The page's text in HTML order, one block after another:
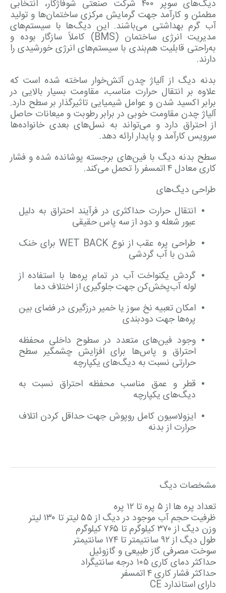
دیگ‌های سوپر ۴۰۰ شرکت صنعتی شوفاژکار، انتخابی
مطمئن و کارآمد جهت گرمایش مرکزی ساختمان‌ها و تولید
آب گرم بهداشتی می‌باشند. این دیگ‌ها با سیستم‌های
مدیریت انرژی ساختمان (BMS) کاملاً سازگار بوده و
به‌راحتی قابلیت هم‌بندی با سیستم‌های انرژی خورشیدی را
دارند.
بدنه دیگ از آلیاژ چدن آتش‌خوار ساخته شده است که
علاوه بر انتقال حرارت مناسب، مقاومت بسیار بالایی در
برابر اکسید شدن و عوامل شیمیایی تاثیرگذار بر سطح دارد.
آلیاژ چدن مقاومت خوبی در برابر رطوبت و میعانات حاصل
از احتراق دارد و می‌تواند به نسل‌های بعدی خانواده‌ها
سرویس کارآمد و پایدار ارائه دهد.
سطح بدنه دیگ با فین‌های برجسته پوشانده شده و فشار
کاری معادل ۴ اتمسفر را تحمل می‌کند.
طراحی دیگ‌های
انتقال حرارت حداکثری در فرآیند احتراق به دلیل
عبور شعله و دود از سه پاس حقیقی
طراحی پره عقب از نوع WET BACK برای خنک
شدن با آب گردشی
گردش یکنواخت آب در تمام پره‌ها با استفاده از
لوله آب‌پخش‌کن جهت جلوگیری از اختلاف دما
امکان تعبیه نخ سوز یا خمیر درزگیری در فضای بین
پره‌ها جهت دودبندی
وجود فین‌های متعدد در سطوح داخلی محفظه
احتراق و پاس‌ها برای افزایش چشمگیر سطح
حرارتی نسبت به دیگ‌های یکپارچه
قطر و عمق مناسب محفظه احتراق نسبت به
دیگ‌های یکپارچه
ایزولاسیون کامل روپوش جهت حداقل کردن اتلاف
حرارت از بدنه
مشخصات دیگ
تعداد پره ها از ۵ پره تا ۱۲ پره
ظرفیت حجم آب موجود در دیگ از ۵۵ لیتر تا ۱۳۰ لیتر
وزن دیگ از ۳۷۰ کیلوگرم تا ۷۶۵ کیلوگرم
طول دیگ از ۹۲ سانتیمتر تا ۱۷۴ سانتیمتر
سوخت مصرفی گاز طبیعی و گازوئیل
حداکثر دمای کاری ۱۰۵ درجه سانتیگراد
حداکثر فشار کاری ۴ اتمسفر
دارای استاندارد CE